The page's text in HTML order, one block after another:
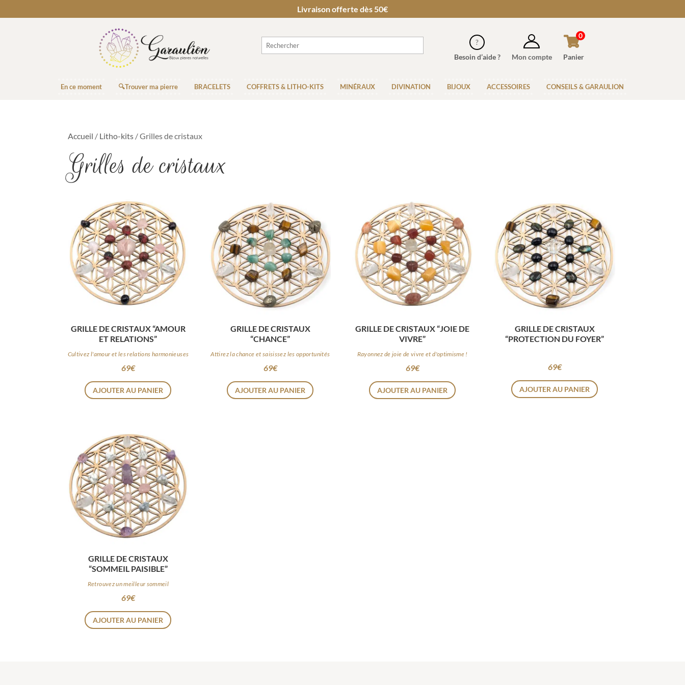
Livraison offerte dès 50€
Besoin d’aide ? Mon compte Panier
0
En ce moment 🔍Trouver ma pierre BRACELETS COFFRETS & LITHO-KITS MINÉRAUX DIVINATION BIJOUX ACCESSOIRES CONSEILS & GARAULION
Accueil / Litho-kits/ Grilles de cristaux
Grilles de cristaux
GRILLE DE CRISTAUX “AMOUR
ET RELATIONS”
Cultivez l'amour et les relations harmonieuses
69€
AJOUTER AU PANIER
GRILLE DE CRISTAUX
“CHANCE”
Attirez la chance et saisissez les opportunités
69€
AJOUTER AU PANIER
GRILLE DE CRISTAUX “JOIE DE
VIVRE”
Rayonnez de joie de vivre et d'optimisme !
69€
AJOUTER AU PANIER
GRILLE DE CRISTAUX
“PROTECTION DU FOYER”
69€
AJOUTER AU PANIER
GRILLE DE CRISTAUX
“SOMMEIL PAISIBLE”
Retrouvez un meilleur sommeil
69€
AJOUTER AU PANIER